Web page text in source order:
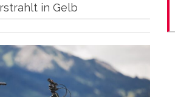
in Gelb